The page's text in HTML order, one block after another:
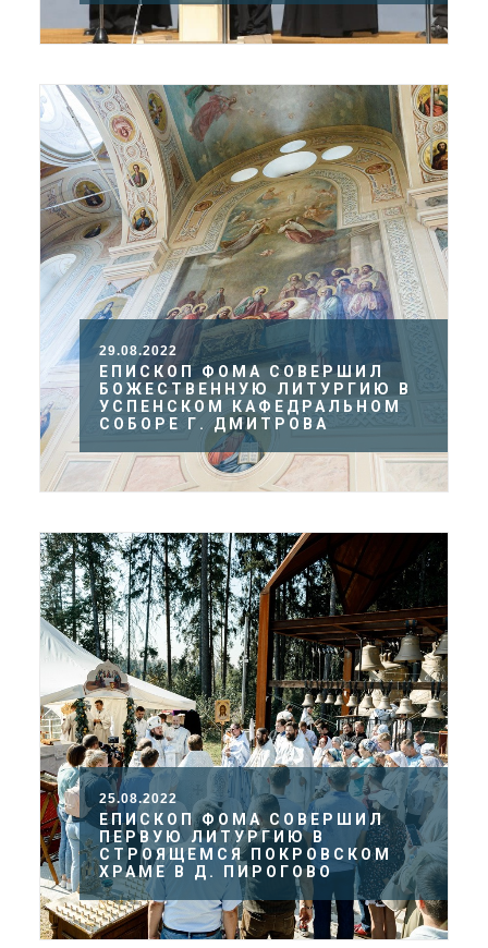
29.08.2022
ЕПИСКОП ФОМА СОВЕРШИЛ
БОЖЕСТВЕННУЮ ЛИТУРГИЮ В
УСПЕНСКОМ КАФЕДРАЛЬНОМ
СОБОРЕ Г. ДМИТРОВА
25.08.2022
ЕПИСКОП ФОМА СОВЕРШИЛ
ПЕРВУЮ ЛИТУРГИЮ В
СТРОЯЩЕМСЯ ПОКРОВСКОМ
ХРАМЕ В Д. ПИРОГОВО